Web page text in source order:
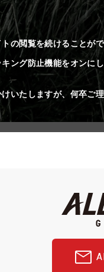
の閲覧を続けることがで
ング防止機能をオンに
いたしますが、何卒ご